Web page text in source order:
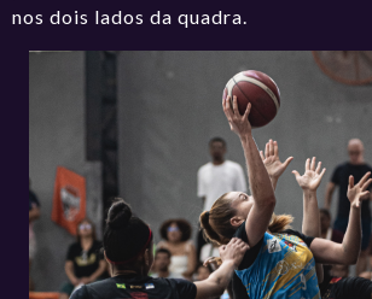
nos dois lados da quadra.